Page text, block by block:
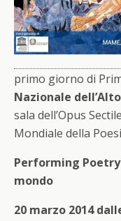
primo giorno di
Nazionale
sala dell’Opus
Mondiale della
Performing
mondo
20 marzo 2014